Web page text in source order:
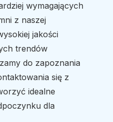
wymagających
z naszej
jakości
trendów
do zapoznania
się z
idealne
dla